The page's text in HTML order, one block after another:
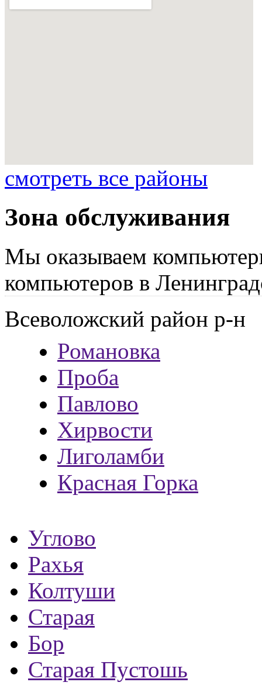
смотреть все районы
Зона обслуживания
Мы оказываем
компьютеров в
Всеволожский район р-н
Романовка
Проба
Павлово
Хирвости
Лиголамби
Красная Горка
Углово
Рахья
Колтуши
Старая
Бор
Старая Пустошь